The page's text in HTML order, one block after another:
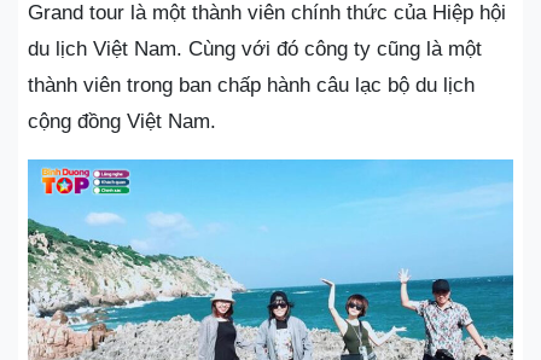
Grand tour là một thành viên chính thức của Hiệp hội
du lịch Việt Nam. Cùng với đó công ty cũng là một
thành viên trong ban chấp hành câu lạc bộ du lịch
cộng đồng Việt Nam.